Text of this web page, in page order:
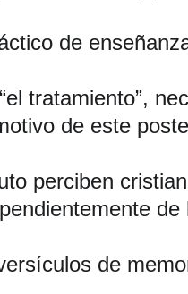
de
tratamiento”,
de este
perciben
de